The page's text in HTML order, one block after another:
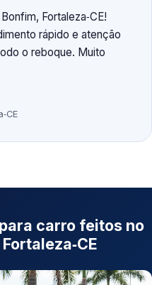
Fortaleza‑CE!
rápido e atenção
o reboque. Muito
carro feitos no